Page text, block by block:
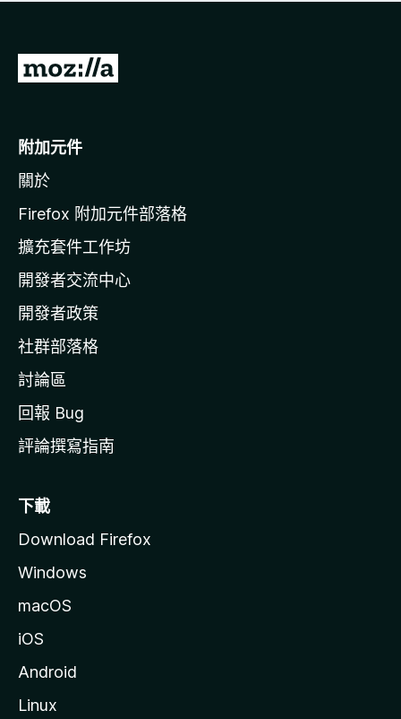
有
前
o
i
l
a
官
網
附加元件
關於
Firefox 附加元件部落格
擴充套件工作坊
開發者交流中心
開發者政策
社群部落格
討論區
回報 Bug
評論撰寫指南
下載
Download Firefox
Windows
macOS
iOS
Android
Linux